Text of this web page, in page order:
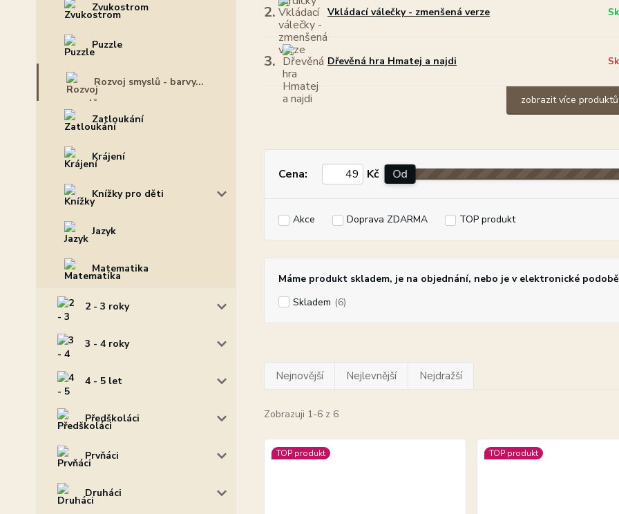
Zvukostrom
Puzzle
Rozvoj smyslů - barvy...
Zatloukání
Krájení
Knížky pro děti
Jazyk
Matematika
2 - 3 roky
3 - 4 roky
4 - 5 let
Předškoláci
Prvňáci
Druháci
2. Vkládací válečky - zmenšená verze
3. Dřevěná hra Hmatej a najdi
zobrazit více produktů
Cena: Kč Od
Akce Doprava ZDARMA TOP produkt
Máme produkt skladem, je na objednání, nebo je v elektronické
Skladem (6)
Nejnovější Nejlevnější Nejdražší
Zobrazuji 1-6 z 6
TOP produkt TOP produkt